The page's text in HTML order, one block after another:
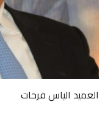
العميد الياس فرحات